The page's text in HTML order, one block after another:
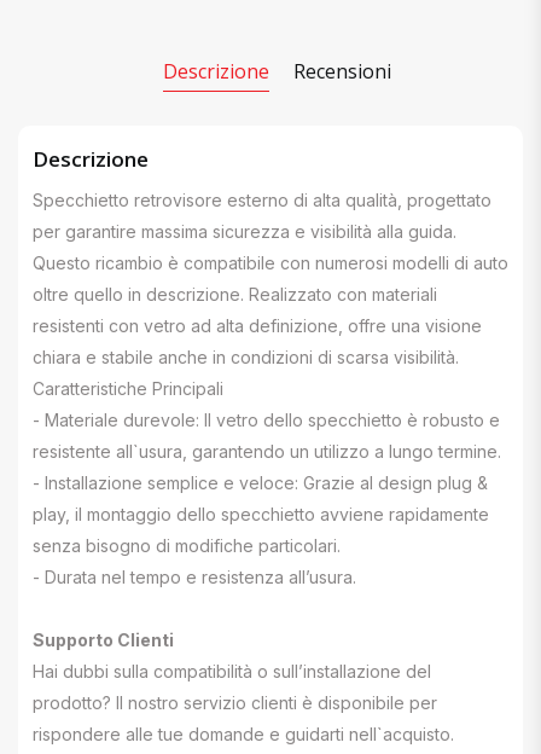
Descrizione Recensioni
Descrizione
Specchietto retrovisore esterno di alta qualità, progettato
per garantire massima sicurezza e visibilità alla guida.
Questo ricambio è compatibile con numerosi modelli di auto
oltre quello in descrizione. Realizzato con materiali
resistenti con vetro ad alta definizione, offre una visione
chiara e stabile anche in condizioni di scarsa visibilità.
Caratteristiche Principali
- Materiale durevole: Il vetro dello specchietto è robusto e
resistente all`usura, garantendo un utilizzo a lungo termine.
- Installazione semplice e veloce: Grazie al design plug &
play, il montaggio dello specchietto avviene rapidamente
senza bisogno di modifiche particolari.
- Durata nel tempo e resistenza all’usura.
Supporto Clienti
Hai dubbi sulla compatibilità o sull’installazione del
prodotto? Il nostro servizio clienti è disponibile per
rispondere alle tue domande e guidarti nell`acquisto.